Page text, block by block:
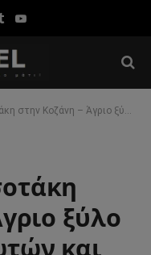
TumblrYouTube
Άγριο ξύλο μεταξύ διαδηλωτών και ΜΑΤ! (Βίντεο)
ξύλο
και